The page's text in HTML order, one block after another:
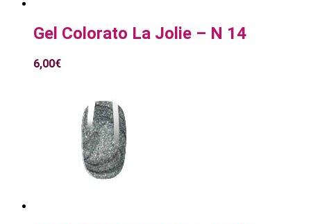
Gel Colorato La Jolie – N 14
6,00€